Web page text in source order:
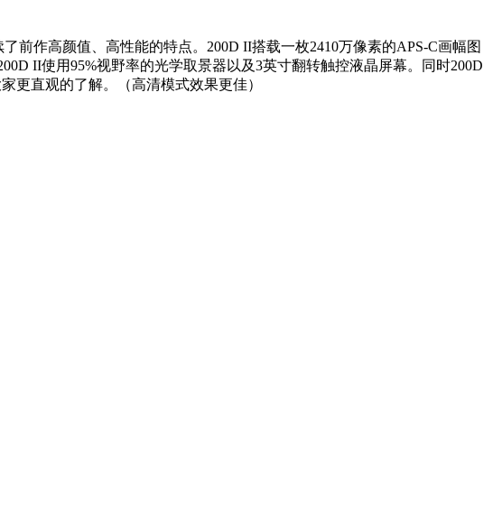
前作高颜值、高性能的特点。200D II搭载一枚2410万像素的APS-C画幅图
II使用95%视野率的光学取景器以及3英寸翻转触控液晶屏幕。同时200D
更直观的了解。（高清模式效果更佳）